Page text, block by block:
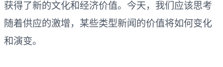
获得了新的文化和经济价值。今天，我们应该思考
随着供应的激增，某些类型新闻的价值将如何变化
和演变。